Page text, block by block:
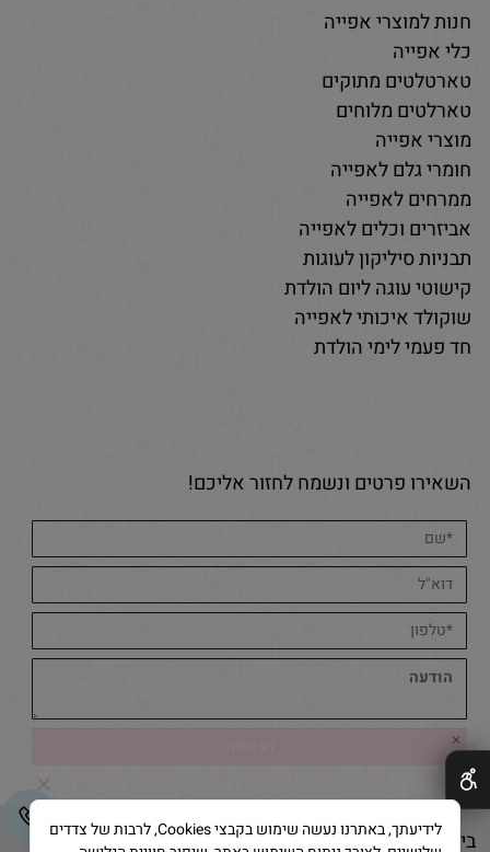
חנות למוצרי אפייה
כלי אפייה
טארטלטים מתוקים
טארלטים מלוחים
מוצרי אפייה
חומרי גלם לאפייה
ממרחים לאפייה
אביזרים וכלים לאפייה
תבניות סיליקון לעוגות
קישוטי עוגה ליום הולדת
שוקולד איכותי לאפייה
חד פעמי לימי הולדת
השאירו פרטים ונשמח לחזור אליכם!
בייק אנד קייק © 2025 All Rights Reserved
✕
לידיעתך, באתרנו נעשה שימוש בקבצי Cookies, לרבות של צדדים